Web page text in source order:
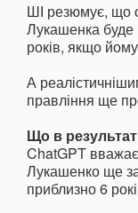
ШІ резюмує, що
Лукашенка буде
років, якщо
А
правління ще
Що в
ChatGPT
Лукашенко ще
приблизно 6